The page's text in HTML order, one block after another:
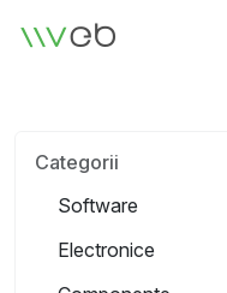
Siglă
Categorii
Software
Electronice